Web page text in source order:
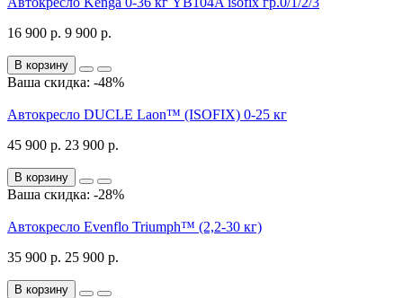
16 900 р. 9 900 р.
В корзину
Ваша скидка: -48%
Автокресло DUCLE Laon™ (ISOFIX) 0-25 кг
45 900 р. 23 900 р.
В корзину
Ваша скидка: -28%
Автокресло Evenflo Triumph™ (2,2-30 кг)
35 900 р. 25 900 р.
В корзину